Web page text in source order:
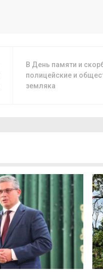
В День памяти и
полицейские и
земляка